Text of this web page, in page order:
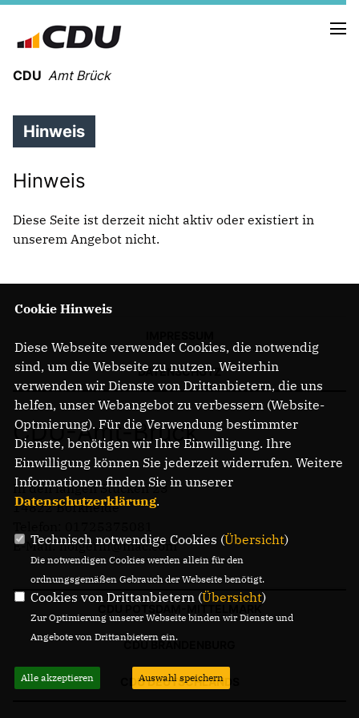
CDU Amt Brück
NEUIGKEITEN
Erklärt in 12 Min Gaskraftwerke
LINTHE
BORKHEIDE
BORKWALDE
NEUENDORF
BAITZ
ALT BORK
DEUTSCH BORK
BERLIN BRANDENBURG BEI FACEBOOK
Ich bin dafür
Hinweis
Hinweis
Diese Seite ist derzeit nicht aktiv oder existiert in
unserem Angebot nicht.
DATENSCHUTZ
CDU-Amt-Brück
In den langen Stücken 23
14822 Borkheide
E-Mail: holgerm@mac.com
CDU BRANDENBURG
CDU DEUTSCHLANDS
Cookie Hinweis
Diese Webseite verwendet Cookies, die notwendig
sind, um die Webseite zu nutzen. Weiterhin
verwenden wir Dienste von Drittanbietern, die uns
helfen, unser Webangebot zu verbessern (Website-
Optmierung). Für die Verwendung bestimmter
Dienste, benötigen wir Ihre Einwilligung. Ihre
Einwilligung können Sie jederzeit widerrufen. Weitere
Informationen finden Sie in unserer
Datenschutzerklärung.
Technisch notwendige Cookies (Übersicht)
Die notwendigen Cookies werden allein für den
ordnungsgemäßen Gebrauch der Webseite benötigt.
Cookies von Drittanbietern (Übersicht)
Zur Optimierung unserer Webseite binden wir Dienste und
Angebote von Drittanbietern ein.
Alle akzeptieren Auswahl speichern